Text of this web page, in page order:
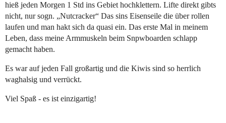
hieß jeden Morgen 1 Std ins Gebiet hochklettern. Lifte direkt gibts
nicht, nur sogn. „Nutcracker“ Das sins Eisenseile die über rollen
laufen und man hakt sich da quasi ein. Das erste Mal in meinem
Leben, dass meine Armmuskeln beim Snpwboarden schlapp
gemacht haben.
Es war auf jeden Fall großartig und die Kiwis sind so herrlich
waghalsig und verrückt.
Viel Spaß - es ist einzigartig!